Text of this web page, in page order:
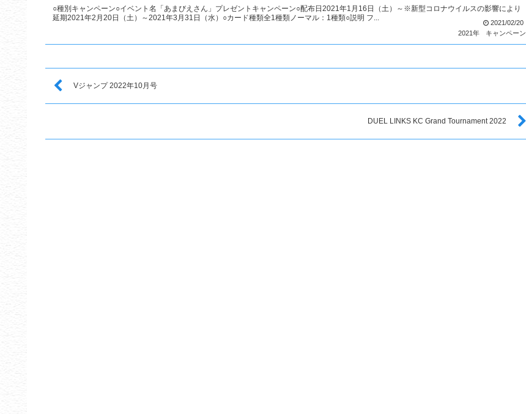
○種別キャンペーン○イベント名「あまびえさん」プレゼントキャンペーン○配布日2021年1月16日（土）～※新型コロナウイルスの影響により
延期2021年2月20日（土）～2021年3月31日（水）○カード種類全1種類ノーマル：1種類○説明 フ...
2021/02/20
2021年
キャンペーン
Vジャンプ 2022年10月号
DUEL LINKS KC Grand Tournament 2022